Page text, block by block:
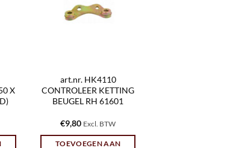
X
art.nr. HK4110
CONTROLEER KETTING
BEUGEL RH 61601
€9,80 Excl. BTW
TOEVOEGEN AAN